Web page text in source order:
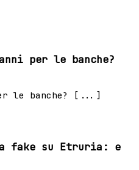
per le banche?
le banche? [...]
fake su Etruria: e